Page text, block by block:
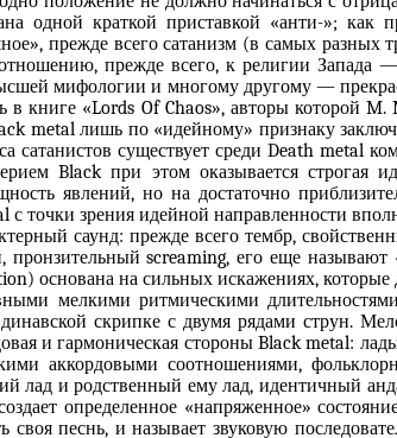
одной краткой приставкой «анти-»; как
прежде всего сатанизм (в самых разных
прежде всего, к религии Запада
мифологии и многому другому —
книге «Lords Of Chaos», авторы которой
metal лишь по «идейному» признаку
сатанистов существует среди Death metal
Black при этом оказывается строгая
явлений, но на достаточно
с точки зрения идейной направленности
саунд: прежде всего тембр,
screaming, его еще
основана на сильных искажениях,
мелкими ритмическими
скрипке с двумя рядами струн.
и гармоническая стороны Black metal:
аккордовыми соотношениями,
лад и родственный ему лад, идентичный
определенное «напряженное»
песнь, и называет звуковую